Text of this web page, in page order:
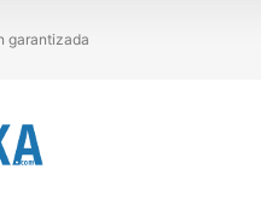
garantizada